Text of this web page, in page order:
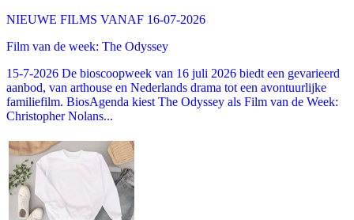
NIEUWE FILMS VANAF 16-07-2026
Film van de week: The Odyssey
15-7-2026 De bioscoopweek van 16 juli 2026 biedt een gevarieerd
aanbod, van arthouse en Nederlands drama tot een avontuurlijke
familiefilm. BiosAgenda kiest The Odyssey als Film van de Week:
Christopher Nolans...